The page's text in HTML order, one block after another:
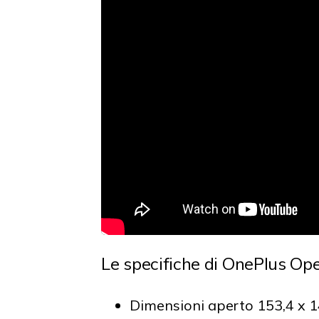
Le specifiche di OnePlus
Dimensioni aperto 153,4 x